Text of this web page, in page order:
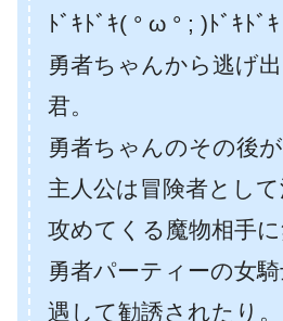
ﾄﾞｷﾄﾞｷ( ° ω ° ; )ﾄﾞｷﾄﾞｷ
勇者ちゃんから逃げ
君。
勇者ちゃんのその後
主人公は冒険者として
攻めてくる魔物相手に
勇者パーティーの女
遇して勧誘されたり。